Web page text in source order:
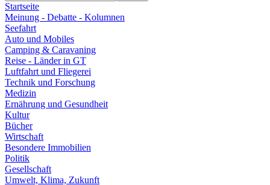
Startseite
Meinung - Debatte - Kolumnen
Seefahrt
Auto und Mobiles
Camping & Caravaning
Reise - Länder in GT
Luftfahrt und Fliegerei
Technik und Forschung
Medizin
Ernährung und Gesundheit
Kultur
Bücher
Wirtschaft
Besondere Immobilien
Politik
Gesellschaft
Umwelt, Klima, Zukunft